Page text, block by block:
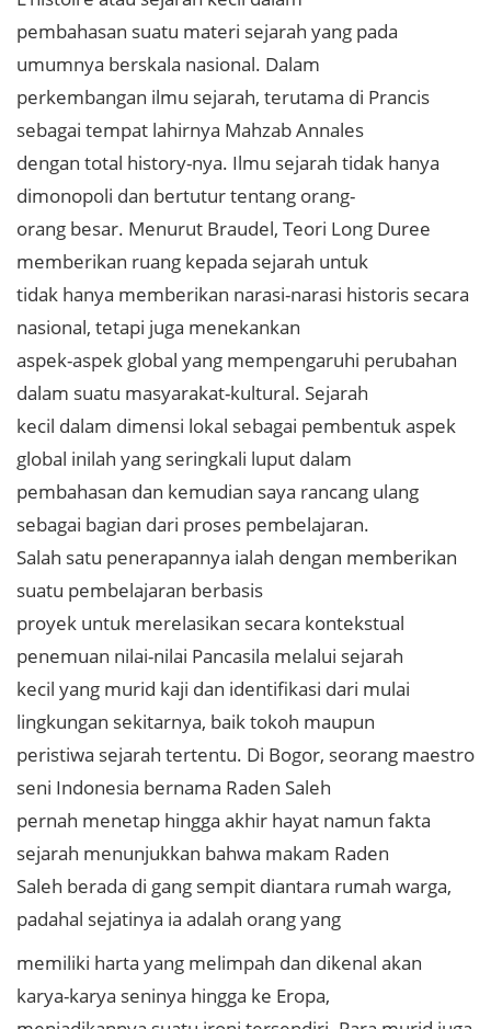
pembahasan suatu materi sejarah yang pada
umumnya berskala nasional. Dalam
perkembangan ilmu sejarah, terutama di Prancis
sebagai tempat lahirnya Mahzab Annales
dengan total history-nya. Ilmu sejarah tidak hanya
dimonopoli dan bertutur tentang orang-
orang besar. Menurut Braudel, Teori Long Duree
memberikan ruang kepada sejarah untuk
tidak hanya memberikan narasi-narasi historis secara
nasional, tetapi juga menekankan
aspek-aspek global yang mempengaruhi perubahan
dalam suatu masyarakat-kultural. Sejarah
kecil dalam dimensi lokal sebagai pembentuk aspek
global inilah yang seringkali luput dalam
pembahasan dan kemudian saya rancang ulang
sebagai bagian dari proses pembelajaran.
Salah satu penerapannya ialah dengan memberikan
suatu pembelajaran berbasis
proyek untuk merelasikan secara kontekstual
penemuan nilai-nilai Pancasila melalui sejarah
kecil yang murid kaji dan identifikasi dari mulai
lingkungan sekitarnya, baik tokoh maupun
peristiwa sejarah tertentu. Di Bogor, seorang maestro
seni Indonesia bernama Raden Saleh
pernah menetap hingga akhir hayat namun fakta
sejarah menunjukkan bahwa makam Raden
Saleh berada di gang sempit diantara rumah warga,
padahal sejatinya ia adalah orang yang
memiliki harta yang melimpah dan dikenal akan
karya-karya seninya hingga ke Eropa,